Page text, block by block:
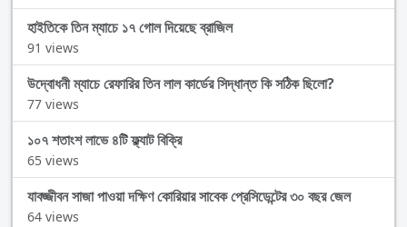
হাইতিকে তিন ম্যাচে ১৭ গোল দিয়েছে ব্রাজিল
91 views
উদ্বোধনী ম্যাচে রেফারির তিন লাল কার্ডের সিদ্ধান্ত কি সঠিক ছিলো?
77 views
১০৭ শতাংশ লাভে ৪টি ফ্ল্যাট বিক্রি
65 views
যাবজ্জীবন সাজা পাওয়া দক্ষিণ কোরিয়ার সাবেক প্রেসিডেন্টের ৩০ বছর জেল
64 views